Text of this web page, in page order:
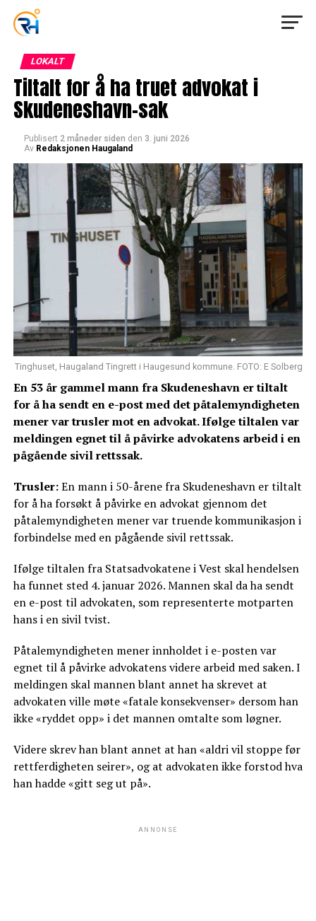
LOKALT
Tiltalt for å ha truet advokat i
Skudeneshavn-sak
Publisert 2 måneder siden den 3. juni 2026
Av Redaksjonen Haugaland
Tinghuset, Haugaland Tingrett i Haugesund kommune. FOTO: E Solberg
En 53 år gammel mann fra Skudeneshavn er tiltalt
for å ha sendt en e-post med det påtalemyndigheten
mener var trusler mot en advokat. Ifølge tiltalen var
meldingen egnet til å påvirke advokatens arbeid i en
pågående sivil rettssak.
Trusler:En mann i 50-årene fra Skudeneshavn er tiltalt
for å ha forsøkt å påvirke en advokat gjennom det
påtalemyndigheten mener var truende kommunikasjon i
forbindelse med en pågående sivil rettssak.
Ifølge tiltalen fra Statsadvokatene i Vest skal hendelsen
ha funnet sted 4. januar 2026. Mannen skal da ha sendt
en e-post til advokaten, som representerte motparten
hans i en sivil tvist.
Påtalemyndigheten mener innholdet i e-posten var
egnet til å påvirke advokatens videre arbeid med saken. I
meldingen skal mannen blant annet ha skrevet at
advokaten ville møte «fatale konsekvenser» dersom han
ikke «ryddet opp» i det mannen omtalte som løgner.
Videre skrev han blant annet at han «aldri vil stoppe før
rettferdigheten seirer», og at advokaten ikke forstod hva
han hadde «gitt seg ut på».
ANNONSE